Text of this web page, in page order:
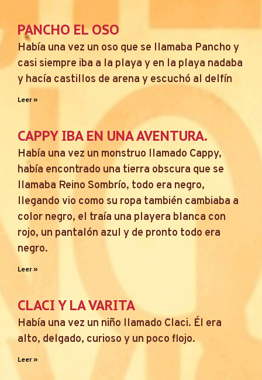
PANCHO EL OSO
Había una vez un oso que se llamaba Pancho y
casi siempre iba a la playa y en la playa nadaba
y hacía castillos de arena y escuchó al delfín
Leer »
CAPPY IBA EN UNA AVENTURA.
Había una vez un monstruo llamado Cappy,
había encontrado una tierra obscura que se
llamaba Reino Sombrío, todo era negro,
llegando vio como su ropa también cambiaba a
color negro, el traía una playera blanca con
rojo, un pantalón azul y de pronto todo era
negro.
Leer »
CLACI Y LA VARITA
Había una vez un niño llamado Claci. Él era
alto, delgado, curioso y un poco flojo.
Leer »